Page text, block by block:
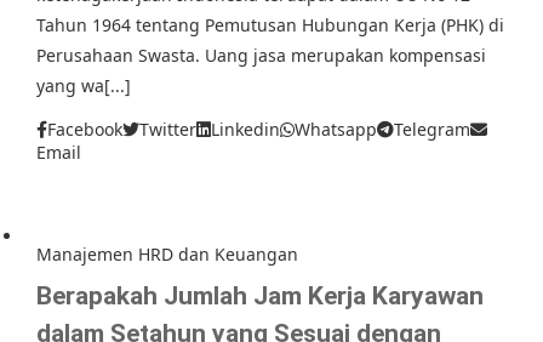
Tahun 1964 tentang Pemutusan Hubungan Kerja (PHK) di
Perusahaan Swasta. Uang jasa merupakan kompensasi
yang wa[...]
Facebook
Twitter Linkedin Whatsapp
Telegram
Email
Manajemen HRD dan Keuangan
Berapakah Jumlah Jam Kerja Karyawan
dalam Setahun yang Sesuai dengan